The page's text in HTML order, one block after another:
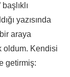
başlıklı
yazısında
araya
oldum. Kendisi
getirmiş: